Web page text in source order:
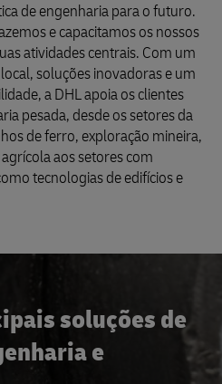
de engenharia para o futuro.
e capacitamos os nossos
atividades centrais. Com um
soluções inovadoras e um
a DHL apoia os clientes
pesada, desde os setores da
de ferro, exploração mineira,
aos setores com
tecnologias de edifícios e
soluções de
e